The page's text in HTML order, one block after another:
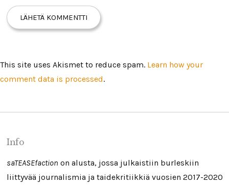
This site uses Akismet to reduce spam. Learn how your
comment data is processed.
Info
saTEASEfaction on alusta, jossa julkaistiin burleskiin
liittyvää journalismia ja taidekritiikkiä vuosien 2017-2020